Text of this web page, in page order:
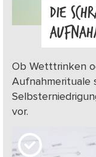
DIE
Ob Wetttrinken
Aufnahmerituale
vor.